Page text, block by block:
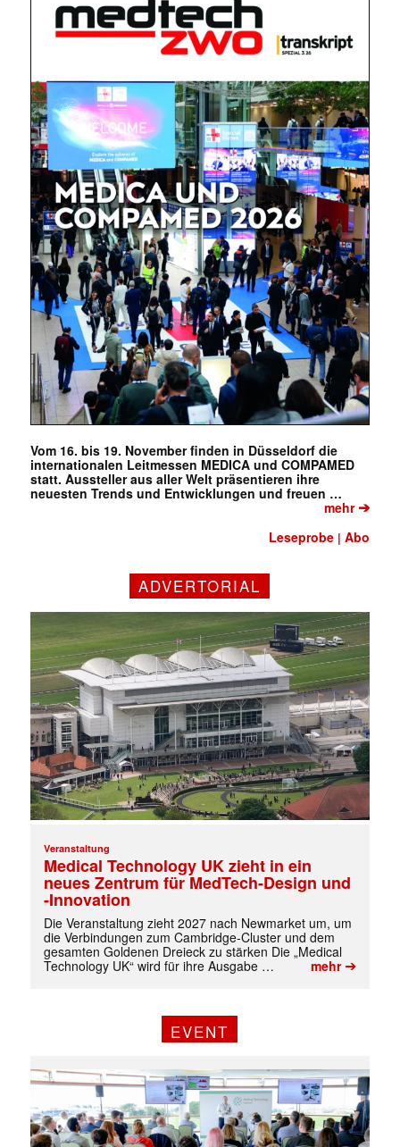
Vom 16. bis 19. November finden in Düsseldorf die
internationalen Leitmessen MEDICA und COMPAMED
statt. Aussteller aus aller Welt präsentieren ihre
neuesten Trends und Entwicklungen und freuen …
mehr➔
Leseprobe |Abo
ADVERTORIAL
Veranstaltung
Medical Technology UK zieht in ein
neues Zentrum für MedTech-Design und
-Innovation
Die Veranstaltung zieht 2027 nach Newmarket um, um
die Verbindungen zum Cambridge-Cluster und dem
gesamten Goldenen Dreieck zu stärken Die „Medical
Technology UK“ wird für ihre Ausgabe …
mehr➔
EVENT